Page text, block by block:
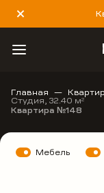
Главная
Студия, 32.40 м2
Квартира №148
Мебель